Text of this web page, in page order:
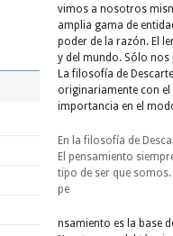
vimos a nosotros
amplia gama de
poder de la razón. El
y del mundo. Sólo
La filosofía de
originariamente con
importancia en el
En la filosofía de
El pensamiento
tipo de ser que
pe
nsamiento es la base